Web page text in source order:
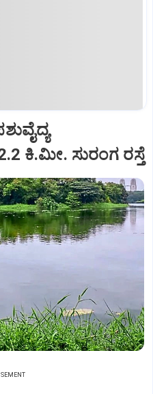
ಕಿ.ಮೀ. ಸುರಂಗ ರಸ್ತೆ